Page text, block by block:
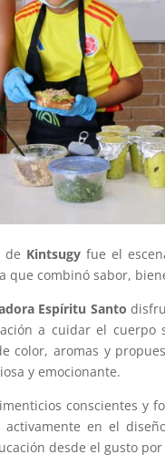
de Kintsugyfue el
que combinó sabor,
Espíritu Santo
a cuidar el
color, aromas y
y emocionante.
conscientes y
en el
desde el gusto